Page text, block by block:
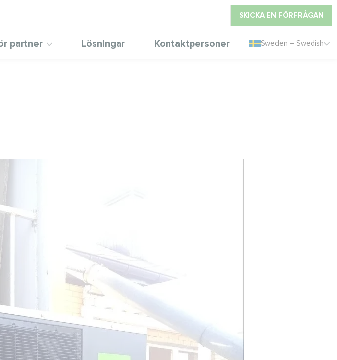
SKICKA EN FÖRFRÅGAN
partner Lösningar Kontaktpersoner Sweden – Swedish